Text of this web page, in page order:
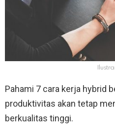
Pahami 7 cara kerja hybrid
produktivitas akan tetap
berkualitas tinggi.